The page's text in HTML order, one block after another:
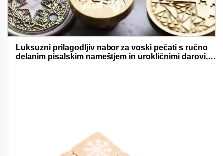
Luksuzni prilagodljiv nabor za voski pečati s ručno
delanim pisalskim nameštjem in urokličnimi darovi,